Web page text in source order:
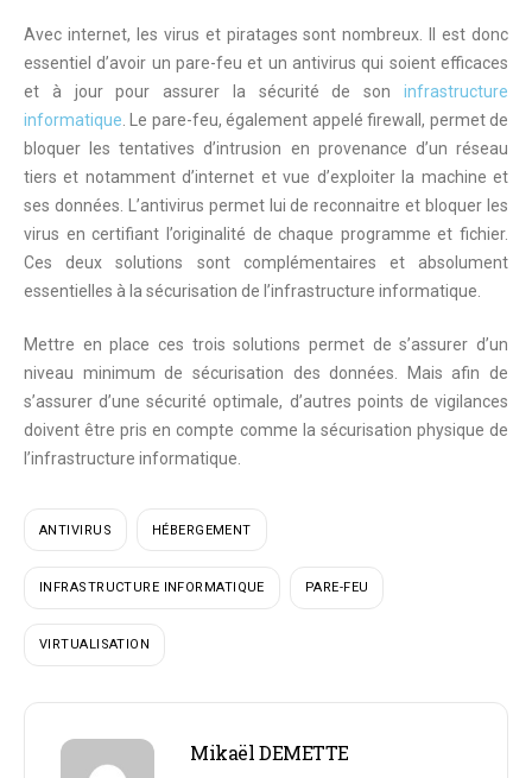
Avec internet, les virus et piratages sont nombreux. Il est donc
essentiel d’avoir un pare-feu et un antivirus qui soient efficaces
et à jour pour assurer la sécurité de son infrastructure
informatique. Le pare-feu, également appelé firewall, permet de
bloquer les tentatives d’intrusion en provenance d’un réseau
tiers et notamment d’internet et vue d’exploiter la machine et
ses données. L’antivirus permet lui de reconnaitre et bloquer les
virus en certifiant l’originalité de chaque programme et fichier.
Ces deux solutions sont complémentaires et absolument
essentielles à la sécurisation de l’infrastructure informatique.
Mettre en place ces trois solutions permet de s’assurer d’un
niveau minimum de sécurisation des données. Mais afin de
s’assurer d’une sécurité optimale, d’autres points de vigilances
doivent être pris en compte comme la sécurisation physique de
l’infrastructure informatique.
ANTIVIRUS HÉBERGEMENT
INFRASTRUCTURE INFORMATIQUE PARE-FEU
VIRTUALISATION
Mikaël DEMETTE